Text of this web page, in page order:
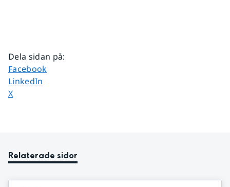
Dela sidan på:
Dela sidan på
Facebook
Dela sidan på
LinkedIn
Dela sidan på
X
Relaterade sidor